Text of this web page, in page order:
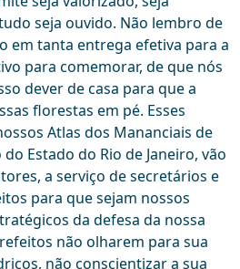
seja ouvido. Não lembro de
em tanta entrega efetiva para a
para comemorar, de que nós
dever de casa para que a
florestas em pé. Esses
Atlas dos Mananciais de
Estado do Rio de Janeiro, vão
a serviço de secretários e
para que sejam nossos
da defesa da nossa
não olharem para sua
não conscientizar a sua